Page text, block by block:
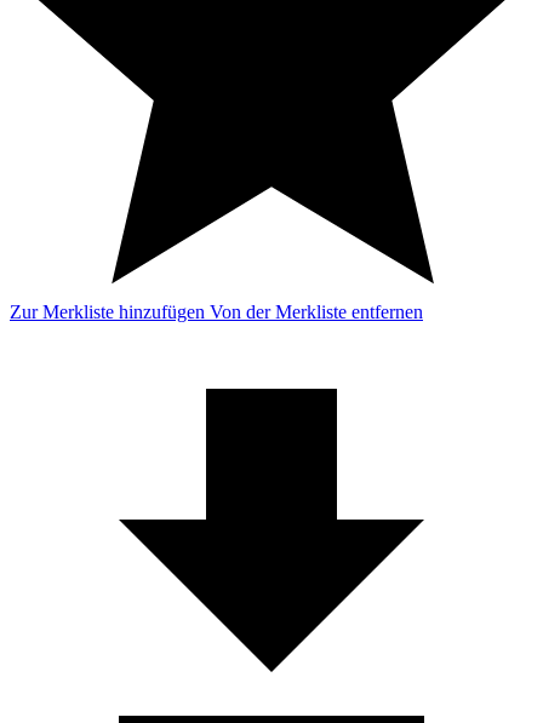
Zur Merkliste hinzufügen Von der Merkliste entfernen